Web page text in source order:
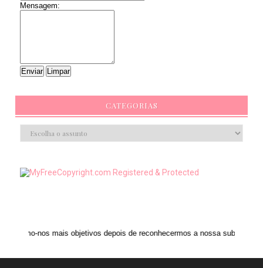
Mensagem:
CATEGORIAS
objetivos depois de reconhecermos a nossa subjetividade." ANAIS NIN